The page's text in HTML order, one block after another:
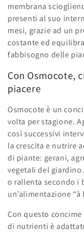
membrana
presenti al suo
mesi, grazie ad un
costante ed
fabbisogno delle
Con Osmocote,
piacere
Osmocote è un
volta per stagione.
così successivi
la crescita e nutrire
di piante: gerani,
vegetali del
o rallenta secondo i
un’alimentazione
Con questo
di nutrienti è